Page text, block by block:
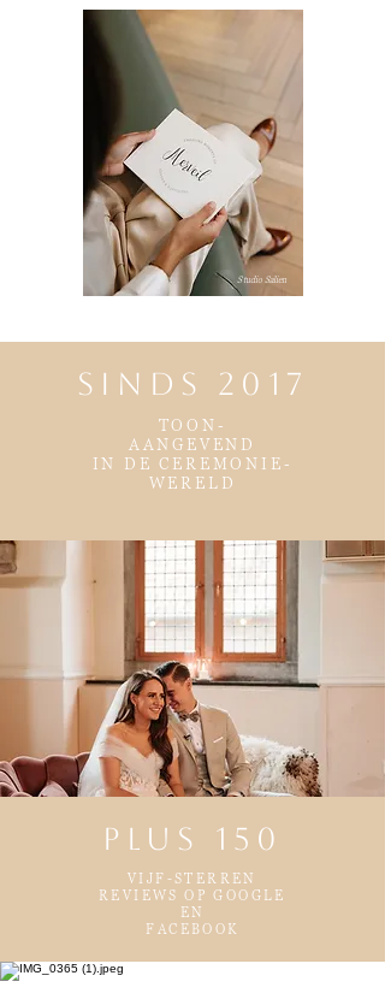
Studio Salien
sinds 2017
TOON-
AANGEVEND
IN DE CEREMONIE-
WERELD
plus 150
VIJF-STERREN
REVIEWS OP GOOGLE
EN
FACEBOOK